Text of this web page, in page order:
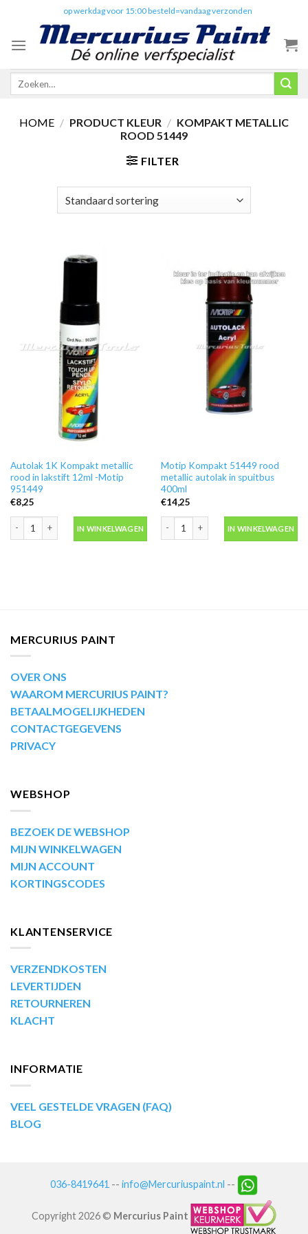
content
op werkdag voor 15:00 besteld=vandaag verzonden
Zoeken
HOME / PRODUCT KLEUR / KOMPAKT METALLIC
ROOD 51449
FILTER
Autolak 1K Kompakt metallic
rood in lakstift 12ml -Motip
951449
€8,25
IN WINKELWAGEN
Motip Kompakt 51449 rood
metallic autolak in spuitbus
400ml
€14,25
IN WINKELWAGEN
MERCURIUS PAINT
OVER ONS
WAAROM MERCURIUS PAINT?
BETAALMOGELIJKHEDEN
CONTACTGEGEVENS
PRIVACY
WEBSHOP
BEZOEK DE WEBSHOP
MIJN WINKELWAGEN
MIJN ACCOUNT
KORTINGSCODES
KLANTENSERVICE
VERZENDKOSTEN
LEVERTIJDEN
RETOURNEREN
KLACHT
INFORMATIE
VEEL GESTELDE VRAGEN (FAQ)
BLOG
036-8419641 -- info@Mercuriuspaint.nl --
Copyright 2026 © Mercurius Paint